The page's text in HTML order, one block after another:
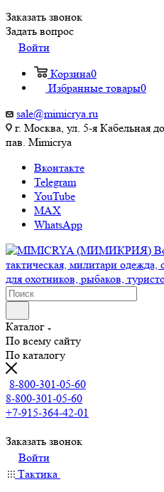
Заказать звонок
Задать вопрос
Войти
Корзина0
Избранные товары0
sale@mimicrya.ru
г. Москва, ул. 5-я Кабельная
пав. Mimicrya
Вконтакте
Telegram
YouTube
MAX
WhatsApp
Каталог
По всему сайту
По каталогу
8-800-301-05-60
8-800-301-05-60
+7-915-364-42-01
Заказать звонок
Войти
Тактика